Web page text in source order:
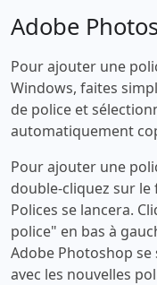
Adobe
Pour ajouter une
Windows, faites
de police et
automatiquement
Pour ajouter une
double-cliquez sur le
Polices se lancera.
police" en bas à
Adobe Photoshop
avec les nouvelles